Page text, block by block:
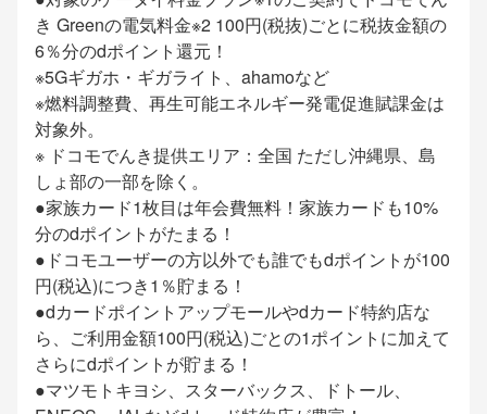
き Greenの電気料金※2 100円(税抜)ごとに税抜金額の
6％分のdポイント還元！
※5Gギガホ・ギガライト、ahamoなど
※燃料調整費、再生可能エネルギー発電促進賦課金は
対象外。
※ ドコモでんき提供エリア：全国 ただし沖縄県、島
しょ部の一部を除く。
●家族カード1枚目は年会費無料！家族カードも10%
分のdポイントがたまる！
●ドコモユーザーの方以外でも誰でもdポイントが100
円(税込)につき1％貯まる！
●dカードポイントアップモールやdカード特約店な
ら、ご利用金額100円(税込)ごとの1ポイントに加えて
さらにdポイントが貯まる！
●マツモトキヨシ、スターバックス、ドトール、